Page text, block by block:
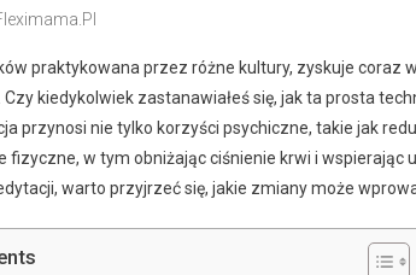
praktykowana przez różne kultury, zyskuje coraz
kiedykolwiek zastanawiałeś się, jak ta prosta
przynosi nie tylko korzyści psychiczne, takie jak
fizyczne, w tym obniżając ciśnienie krwi i wspierając
warto przyjrzeć się, jakie zmiany może